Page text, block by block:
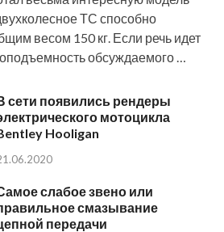
ТС способно
весом 150 кг. Если речь идет
обсуждаемого …
сети появились рендеры
мотоцикла
Hooligan
слабое звено или
смазывание
передачи